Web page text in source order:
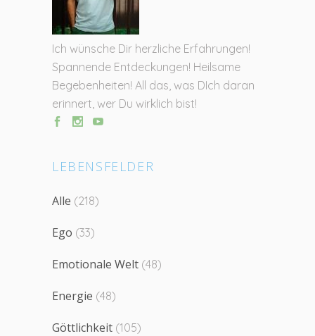
Ich wünsche Dir herzliche Erfahrungen!
Spannende Entdeckungen! Heilsame
Begebenheiten! All das, was DIch daran
erinnert, wer Du wirklich bist!
LEBENSFELDER
Alle (218)
Ego (33)
Emotionale Welt (48)
Energie (48)
Göttlichkeit (105)